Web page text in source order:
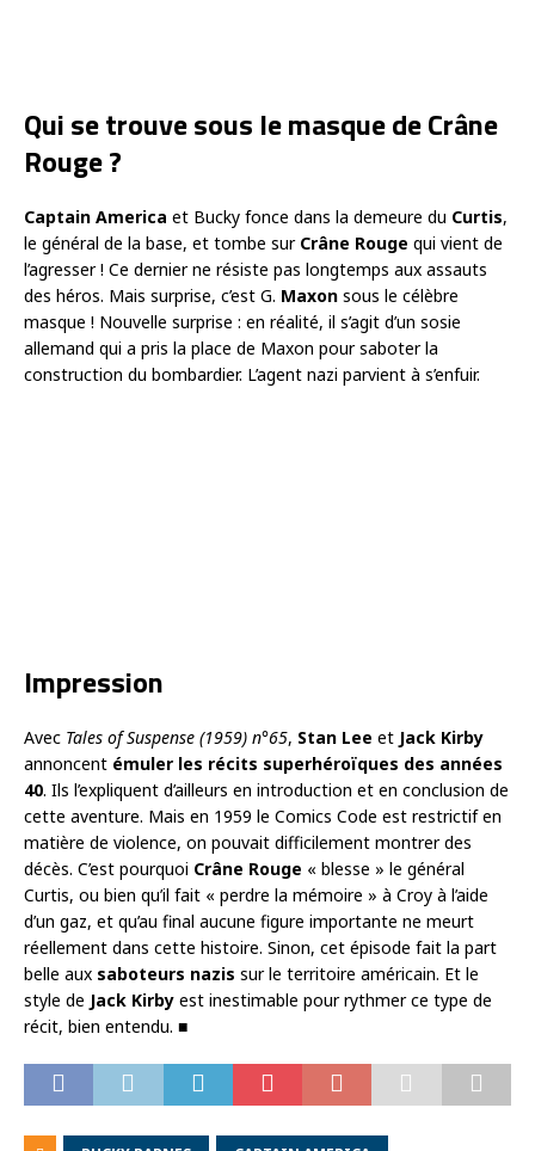
Qui se trouve sous le masque de Crâne
Rouge ?
Captain America et Bucky fonce dans la demeure du Curtis,
le général de la base, et tombe sur Crâne Rouge qui vient de
l’agresser ! Ce dernier ne résiste pas longtemps aux assauts
des héros. Mais surprise, c’est G. Maxon sous le célèbre
masque ! Nouvelle surprise : en réalité, il s’agit d’un sosie
allemand qui a pris la place de Maxon pour saboter la
construction du bombardier. L’agent nazi parvient à s’enfuir.
Impression
Avec Tales of Suspense (1959) n°65, Stan Lee et Jack Kirby
annoncent émuler les récits superhéroïques des années
40. Ils l’expliquent d’ailleurs en introduction et en conclusion de
cette aventure. Mais en 1959 le Comics Code est restrictif en
matière de violence, on pouvait difficilement montrer des
décès. C’est pourquoi Crâne Rouge « blesse » le général
Curtis, ou bien qu’il fait « perdre la mémoire » à Croy à l’aide
d’un gaz, et qu’au final aucune figure importante ne meurt
réellement dans cette histoire. Sinon, cet épisode fait la part
belle aux saboteurs nazis sur le territoire américain. Et le
style de Jack Kirby est inestimable pour rythmer ce type de
récit, bien entendu. ■